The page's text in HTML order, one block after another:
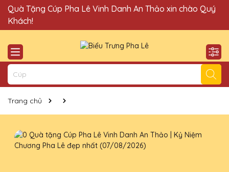
Quà Tặng Cúp Pha Lê Vinh Danh An Thảo xin chào Quý
Khách!
Trang chủ